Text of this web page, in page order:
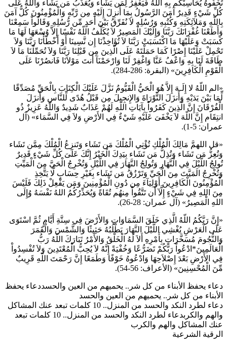
تُخْفُوهُ يُحَاسِبْكُم بِهِ اللّهُ فَيَغْفِرُ لِمَن يَشَاء وَيُعَذِّبُ مَن يَشَاء وَاللّهُ عَلَى
كُلِّ شَيْءٍ قَدِيرٌ آمَنَ الرَّسُولُ بِمَا أُنزِلَ إِلَيْهِ مِن رَّبِّهِ وَالْمُؤْمِنُونَ كُلٌّ آمَنَ
بِاللّهِ وَمَلآئِكَتِهِ وَكُتُبِهِ وَرُسُلِهِ لاَ نُفَرِّقُ بَيْنَ أَحَدٍ مِّن رُّسُلِهِ وَقَالُواْ سَمِعْنَا
وَأَطَعْنَا غُفْرَانَكَ رَبَّنَا وَإِلَيْكَ الْمَصِيرُ لاَ يُكَلِّفُ اللّهُ نَفْسًا إِلاَّ وُسْعَهَا لَهَا مَا
كَسَبَتْ وَعَلَيْهَا مَا اكْتَسَبَتْ رَبَّنَا لاَ تُؤَاخِذْنَا إِن نَّسِينَا أَوْ أَخْطَأْنَا رَبَّنَا وَلاَ
تَحْمِلْ عَلَيْنَا إِصْرًا كَمَا حَمَلْتَهُ عَلَى الَّذِينَ مِن قَبْلِنَا رَبَّنَا وَلاَ تُحَمِّلْنَا مَا لاَ
طَاقَةَ لَنَا بِهِ وَاعْفُ عَنَّا وَاغْفِرْ لَنَا وَارْحَمْنَآ أَنتَ مَوْلاَنَا فَانصُرْنَا عَلَى
الْقَوْمِ الْكَافِرِينَ» (البقرة: 286-284).
«الم اللّهُ لا إِلَـهَ إِلاَّ هُوَ الْحَيُّ الْقَيُّومُ نَزَّلَ عَلَيْكَ الْكِتَابَ بِالْحَقِّ مُصَدِّقًا
لِّمَا بَيْنَ يَدَيْهِ وَأَنزَلَ التَّوْرَاةَ وَالإِنجِيلَ مِن قَبْلُ هُدًى لِّلنَّاسِ وَأَنزَلَ
الْفُرْقَانَ إِنَّ الَّذِينَ كَفَرُواْ بِآيَاتِ اللّهِ لَهُمْ عَذَابٌ شَدِيدٌ وَاللّهُ عَزِيزٌ ذُو
انتِقَام إِنَّ اللّهَ لاَ يَخْفَىَ عَلَيْهِ شَيْءٌ فِي الأَرْضِ وَلاَ فِي السَّمَاء» (آل
عمران: 5-1).
«قل اللهمَّ مَالِكَ الْمُلْكِ تُؤْتِي الْمُلْكَ مَن تَشَاء وَتَنزِعُ الْمُلْكَ مِمَّن تَشَاء
وَتُعِزُّ مَن تَشَاء وَتُذِلُّ مَن تَشَاء بِيَدِكَ الْخَيْرُ إِنَّكَ عَلَىَ كُلِّ شَيْءٍ قَدِيرٌ
تُولِجُ اللَّيْلَ فِي الْنَّهَارِ وَتُولِجُ النَّهَارَ فِي اللَّيْلِ وَتُخْرِجُ الْحَيَّ مِنَ الْمَيِّتِ
وَتُخْرِجُ الَمَيَّتَ مِنَ الْحَيِّ وَتَرْزُقُ مَن تَشَاء بِغَيْرِ حِسَابٍ لَّا يَتَّخِذِ
الْمُؤْمِنُونَ الْكَافِرِينَ أَوْلِيَآءَ مِن دُونِ الْمُؤْمِنِينَ وَمَن يَفْعِلْ ذَلِكَ فَلَيْسَ
مِنَ اللهِ فِي شَيْءٍ إِلَّآ أَن تَتَّقُواْ مِنهُم تُقَاةً وَيُحَذِّرُكُمُ اللهُ نَفْسَهُ وُإِلَى
اللهِ الْمَصِيرُ» (آل عمران: 28-26).
«إِنَّ رَبَّكُمُ اللّهُ الَّذِي خَلَقَ السَّمَاوَاتِ وَالأَرْضَ فِي سِتَّةِ أَيَّامٍ ثُمَّ اسْتَوَى
عَلَى الْعَرْشِ يُغْشِي اللَّيْلَ النَّهَارَ يَطْلُبُهُ حَثِيثًا وَالشَّمْسَ وَالْقَمَرَ
وَالنُّجُومَ مُسَخَّرَاتٍ بِأَمْرِهِ أَلاَ لَهُ الْخَلْقُ وَالأَمْرُ تَبَارَكَ اللّهُ رَبُّ
الْعَالَمِينَ*ادْعُواْ رَبَّكُمْ تَضَرُّعًا وَخُفْيَةً إِنَّهُ لاَ يُحِبُّ الْمُعْتَدِينَ وَلاَ تُفْسِدُواْ
فِي الأَرْضِ بَعْدَ إِصْلاَحِهَا وَادْعُوهُ خَوْفًا وَطَمَعًا إِنَّ رَحْمَتَ اللّهِ قَرِيبٌ
مِّنَ الْمُحْسِنِينَ» (الأعراف: 56-54).
دعاء يحفظ الأبناء من كل شر.. يحميهم من العين والحسددعاء يحفظ
الأبناء من كل شر.. يحميهم من العين والحسد
دعاء لطرد النكد والحسد من المنزل.. 10 كلمات تبعد عنك المشاكل
والهم والكربدعاء لطرد النكد والحسد من المنزل.. 10 كلمات تبعد
عنك المشاكل والهم والكرب
الرقية الشرعية